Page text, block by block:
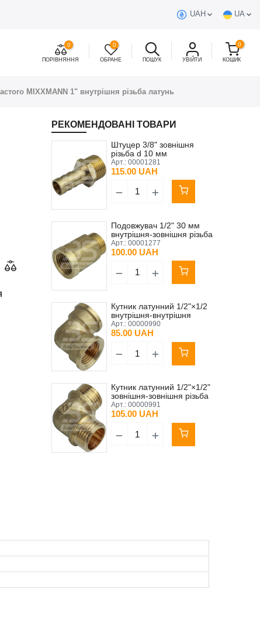
UAH UA
0
ПОРІВНЯННЯ
0
ОБРАНЕ ПОШУК УВІЙТИ
0
КОШИК
MIXXMANN 1" внутрішня різьба латунь
РЕКОМЕНДОВАНІ ТОВАРИ
Штуцер 3/8" зовнішня
різьба d 10 мм
повітряного крана
пістолета
Арт.: 00001281
115.00 UAH
Подовжувач 1/2" 30 мм
внутрішня-зовнішня різьба
LEXLINE
Арт.: 00001277
100.00 UAH
Кутник латунний 1/2"×1/2
внутрішня-внутрішня
різьба
Арт.: 00000990
85.00 UAH
Кутник латунний 1/2"×1/2"
зовнішня-зовнішня різьба
Арт.: 00000991
105.00 UAH